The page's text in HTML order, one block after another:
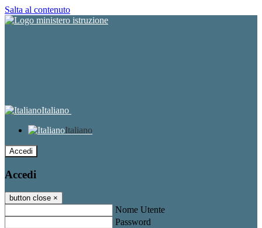
Salta al contenuto
Italiano
Italiano
Accedi
Accedi
button close ×
Nome Utente
Password